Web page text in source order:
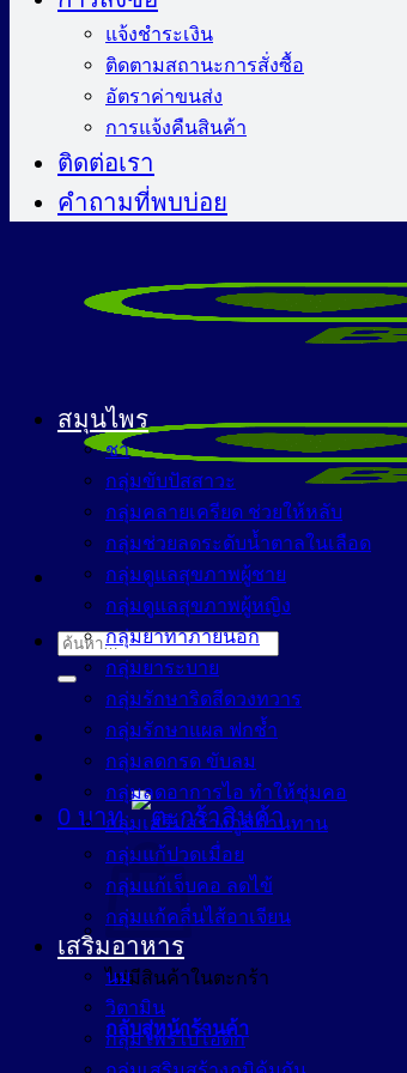
แจ้งชำระเงิน
ติดตามสถานะการสั่งซื้อ
อัตราค่าขนส่ง
การแจ้งคืนสินค้า
ติดต่อเรา
คำถามที่พบบ่อย
ค้นหา:
0 บาท
ไม่มีสินค้าในตะกร้า
กลับสู่หน้าร้านค้า
สมุนไพร
ชา
กลุ่มขับปัสสาวะ
กลุ่มคลายเครียด ช่วยให้หลับ
กลุ่มช่วยลดระดับน้ำตาลในเลือด
กลุ่มดูแลสุขภาพผู้ชาย
กลุ่มดูแลสุขภาพผู้หญิง
กลุ่มยาทาภายนอก
กลุ่มยาระบาย
กลุ่มรักษาริดสีดวงทวาร
กลุ่มรักษาแผล ฟกช้ำ
กลุ่มลดกรด ขับลม
กลุ่มลดอาการไอ ทำให้ชุ่มคอ
กลุ่มเสริมสร้างภูมิต้านทาน
กลุ่มแก้ปวดเมื่อย
กลุ่มแก้เจ็บคอ ลดไข้
กลุ่มแก้คลื่นไส้อาเจียน
เสริมอาหาร
นม
วิตามิน
กลุ่มโพรไบโอติก